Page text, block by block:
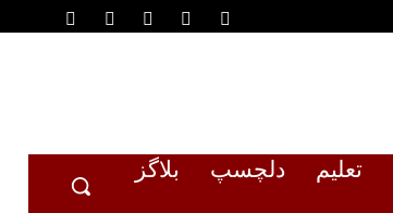
تعلیم دلچسپ
بلاگز